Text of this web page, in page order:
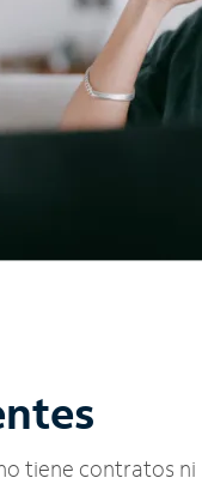
tiene contratos ni